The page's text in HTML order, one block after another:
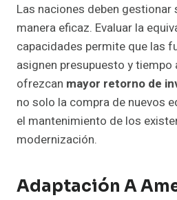
Las naciones deben
manera eficaz. Evaluar la
capacidades permite que las
asignen presupuesto y tiempo
ofrezcan mayor retorno de
no solo la compra de nuevos
el mantenimiento de los
modernización.
Adaptación A